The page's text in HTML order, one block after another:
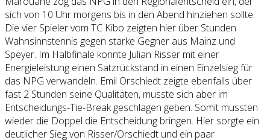
sich von 10 Uhr morgens bis in den Abend hinziehen sollte.
Die vier Spieler vom TC Kibo zeigten hier über Stunden
Wahnsinnstennis gegen starke Gegner aus Mainz und
Speyer. Im Halbfinale konnte Julian Risser mit einer
Energieleistung einen Satzrückstand in einen Einzelsieg für
das NPG verwandeln. Emil Orschiedt zeigte ebenfalls über
fast 2 Stunden seine Qualitäten, musste sich aber im
Entscheidungs-Tie-Break geschlagen geben. Somit mussten
wieder die Doppel die Entscheidung bringen. Hier sorgte ein
deutlicher Sieg von Risser/Orschiedt und ein paar